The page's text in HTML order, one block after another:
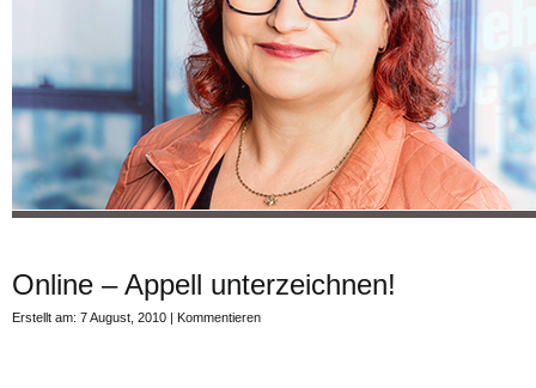
Online – Appell unterzeichnen!
Erstellt am: 7 August, 2010 | Kommentieren